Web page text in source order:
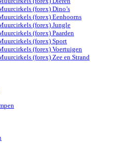
(forex) Dino’s
(forex) Eenhoorns
(forex) Jungle
(forex) Paarden
(forex) Sport
(forex) Voertuigen
(forex) Zee en Strand